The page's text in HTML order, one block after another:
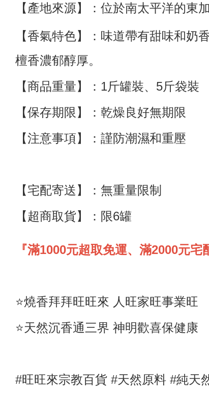
【產地來源】：位於南太平洋的東
【香氣特色】：味道帶有甜味和
檀香濃郁醇厚。
【商品重量】： 1斤罐裝、5斤袋裝
【保存期限】：乾燥良好無期限
【注意事項】：謹防潮濕和重壓
【宅配寄送】 ： 無重量限制
【超商取貨】
：限6罐
『滿1000元超取免運、滿2000元宅
⭐️燒香拜拜旺旺來 人旺家旺事業旺
⭐️天然沉香通三界 神明歡喜保健康
#旺旺來宗教百貨 #天然原料 #純天